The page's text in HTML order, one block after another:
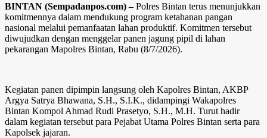
BINTAN (Sempadanpos.com) –Polres Bintan terus menunjukkan
komitmennya dalam mendukung program ketahanan pangan
nasional melalui pemanfaatan lahan produktif. Komitmen tersebut
diwujudkan dengan menggelar panen jagung pipil di lahan
pekarangan Mapolres Bintan, Rabu (8/7/2026).
Kegiatan panen dipimpin langsung oleh Kapolres Bintan, AKBP
Argya Satrya Bhawana, S.H., S.I.K., didampingi Wakapolres
Bintan Kompol Ahmad Rudi Prasetyo, S.H., M.H. Turut hadir
dalam kegiatan tersebut para Pejabat Utama Polres Bintan serta para
Kapolsek jajaran.